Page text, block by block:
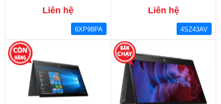
Liên hệ
6XP98PA
Liên hệ
4SZ43AV